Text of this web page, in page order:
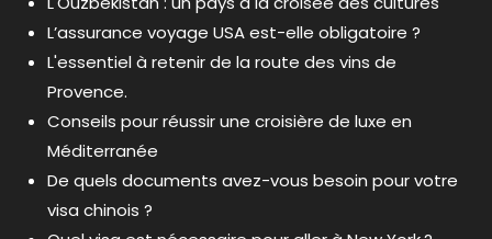
L’assurance voyage USA est-elle obligatoire ?
L'essentiel à retenir de la route des vins de
Provence.
Conseils pour réussir une croisière de luxe en
Méditerranée
De quels documents avez-vous besoin pour votre
visa chinois ?